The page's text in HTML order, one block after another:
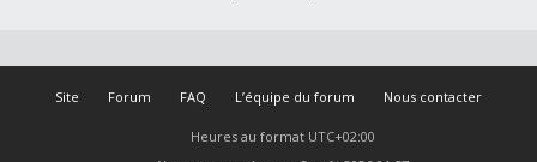
Site Forum FAQ L’équipe du forum Nous contacter
Heures au format UTC+02:00